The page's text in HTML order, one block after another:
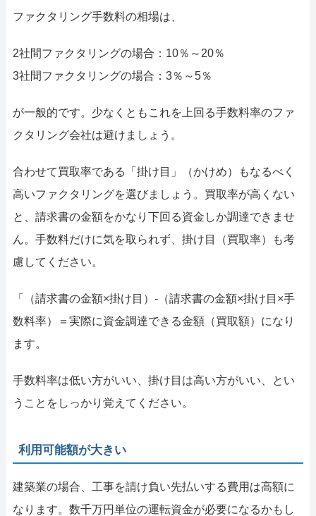
ファクタリング手数料の相場は、
2社間ファクタリングの場合：10％～20％
3社間ファクタリングの場合：3％～5％
が一般的です。少なくともこれを上回る手数料率のファ
クタリング会社は避けましょう。
合わせて買取率である「掛け目」（かけめ）もなるべく
高いファクタリングを選びましょう。買取率が高くない
と、請求書の金額をかなり下回る資金しか調達できませ
ん。手数料だけに気を取られず、掛け目（買取率）も考
慮してください。
「（請求書の金額×掛け目）-（請求書の金額×掛け目×手
数料率）＝実際に資金調達できる金額（買取額）になり
ます。
手数料率は低い方がいい、掛け目は高い方がいい、とい
うことをしっかり覚えてください。
利用可能額が大きい
建築業の場合、工事を請け負い先払いする費用は高額に
なります。数千万円単位の運転資金が必要になるかもし